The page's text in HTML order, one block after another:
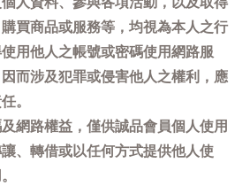
買商品或服務等，均視為本人之行
用他人之帳號或密碼使用網路服
而涉及犯罪或侵害他人之權利，應
。
網路權益，僅供誠品會員個人使用
、轉借或以任何方式提供他人使